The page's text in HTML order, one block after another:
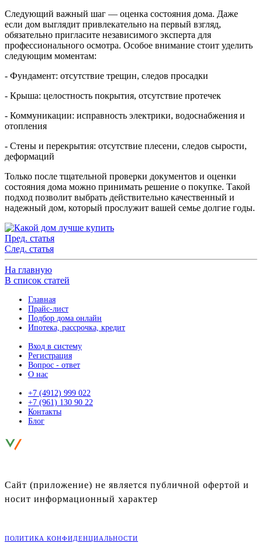
Следующий важный шаг — оценка состояния дома. Даже
если дом выглядит привлекательно на первый взгляд,
обязательно пригласите независимого эксперта для
профессионального осмотра. Особое внимание стоит уделить
следующим моментам:
- Фундамент: отсутствие трещин, следов просадки
- Крыша: целостность покрытия, отсутствие протечек
- Коммуникации: исправность электрики, водоснабжения и
отопления
- Стены и перекрытия: отсутствие плесени, следов сырости,
деформаций
Только после тщательной проверки документов и оценки
состояния дома можно принимать решение о покупке. Такой
подход позволит выбрать действительно качественный и
надежный дом, который прослужит вашей семье долгие годы.
Пред. статья
След. статья
На главную
В список статей
Главная
Прайс-лист
Подбор дома онлайн
Ипотека, рассрочка, кредит
Вход в систему
Регистрация
Вопрос - ответ
О нас
+7 (4912) 999 022
+7 (961) 130 90 22
Контакты
Блог
Сайт (приложение) не является публичной офертой и
носит информационный характер
ПОЛИТИКА КОНФИДЕНЦИАЛЬНОСТИ